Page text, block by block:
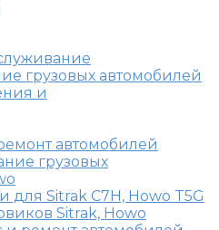
грузовых автомобилей
и
автомобилей
грузовых
для Sitrak C7H, Howo T5G
Sitrak, Howo